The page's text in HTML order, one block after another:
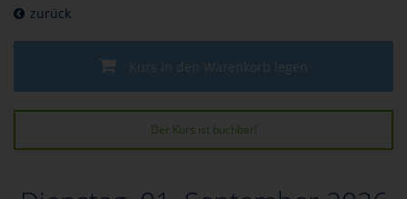
zurück
Kurs in den Warenkorb legen
Der Kurs ist buchbar!